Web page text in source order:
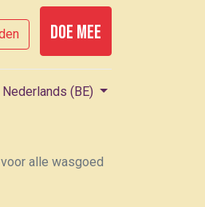
Doe mee
Nederlands (BE)
alle wasgoed